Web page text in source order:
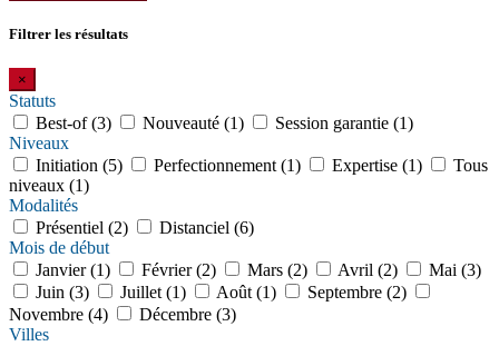
Filtrer les résultats
×
Statuts
Best-of (3)
Nouveauté (1)
Session garantie (1)
Niveaux
Initiation (5)
Perfectionnement (1) Expertise (1)
Tous
niveaux (1)
Modalités
Présentiel (2)
Distanciel (6)
Mois de début
Janvier (1)
Février (2) Mars (2) Avril (2)
Mai (3)
Juin (3)
Juillet (1) Août (1)
Septembre (2)
Novembre (4)
Décembre (3)
Villes